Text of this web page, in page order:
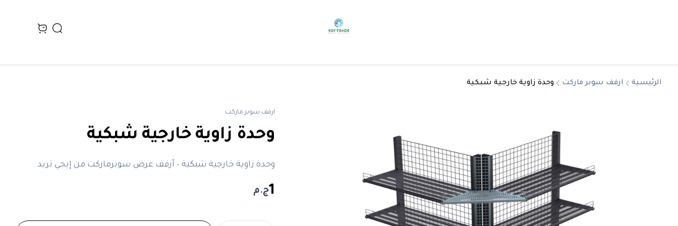
Search
view bag
الرئيسية ارفف سوبر ماركت وحدة زاوية خارجية شبكية
ارفف سوبر ماركت
وحدة زاوية خارجية شبكية
وحدة زاوية خارجية شبكية – أرفف عرض سوبرماركت من إيجي تريد
1ج.م